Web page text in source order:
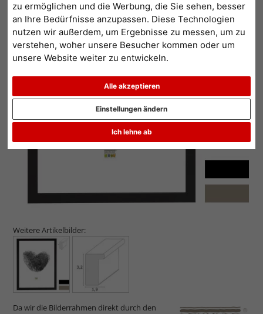
zu ermöglichen und die Werbung, die Sie sehen, besser
an Ihre Bedürfnisse anzupassen. Diese Technologien
nutzen wir außerdem, um Ergebnisse zu messen, um zu
verstehen, woher unsere Besucher kommen oder um
unsere Website weiter zu entwickeln.
Alle akzeptieren
Ich lehne ab
Einstellungen ändern
Zurück
Weitere Artikelbilder:
Da wir die Bilderrahmen direkt durch den